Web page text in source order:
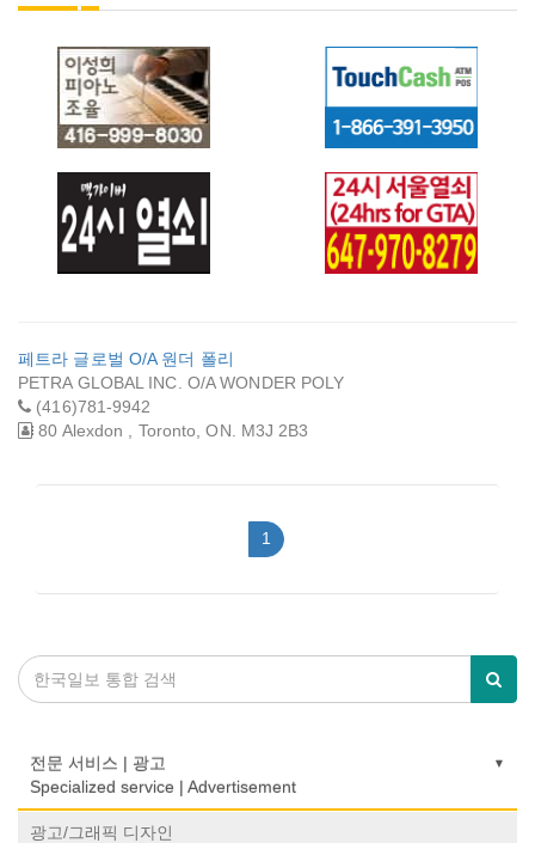
이성희 피아노 조율 터치 캐쉬
버)
NORTH YORK (24
페트라 글로벌 O/A 원더 폴리
PETRA GLOBAL INC. O/A WONDER POLY
(416)781-9942
80 Alexdon , Toronto, ON. M3J 2B3
1
전문 서비스 | 광고
Specialized service | Advertisement
광고/그래픽 디자인